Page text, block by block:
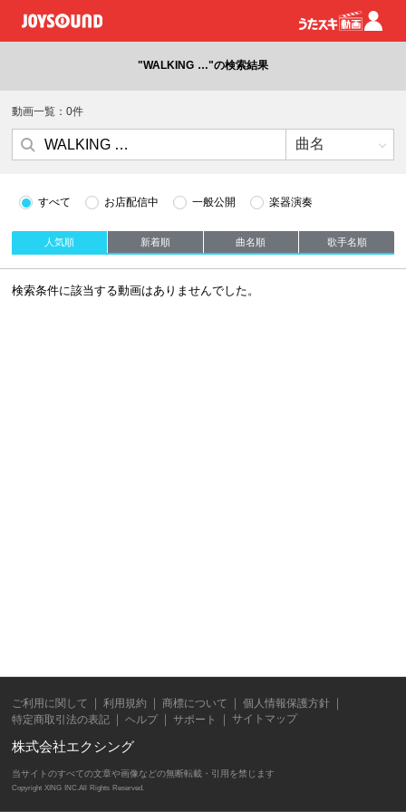
"WALKING …"の検索結果
動画一覧：0件
すべて お店配信中 一般公開 楽器演奏
人気順 新着順 曲名順 歌手名順
検索条件に該当する動画はありませんでした。
ご利用に関して 利用規約 商標について
個人情報保護方針
特定商取引法の表記
ヘルプ サポート サイトマップ
株式会社エクシング
当サイトのすべての文章や画像などの無断転載・引用を禁じます
Copyright XING INC.All Rights Reserved.